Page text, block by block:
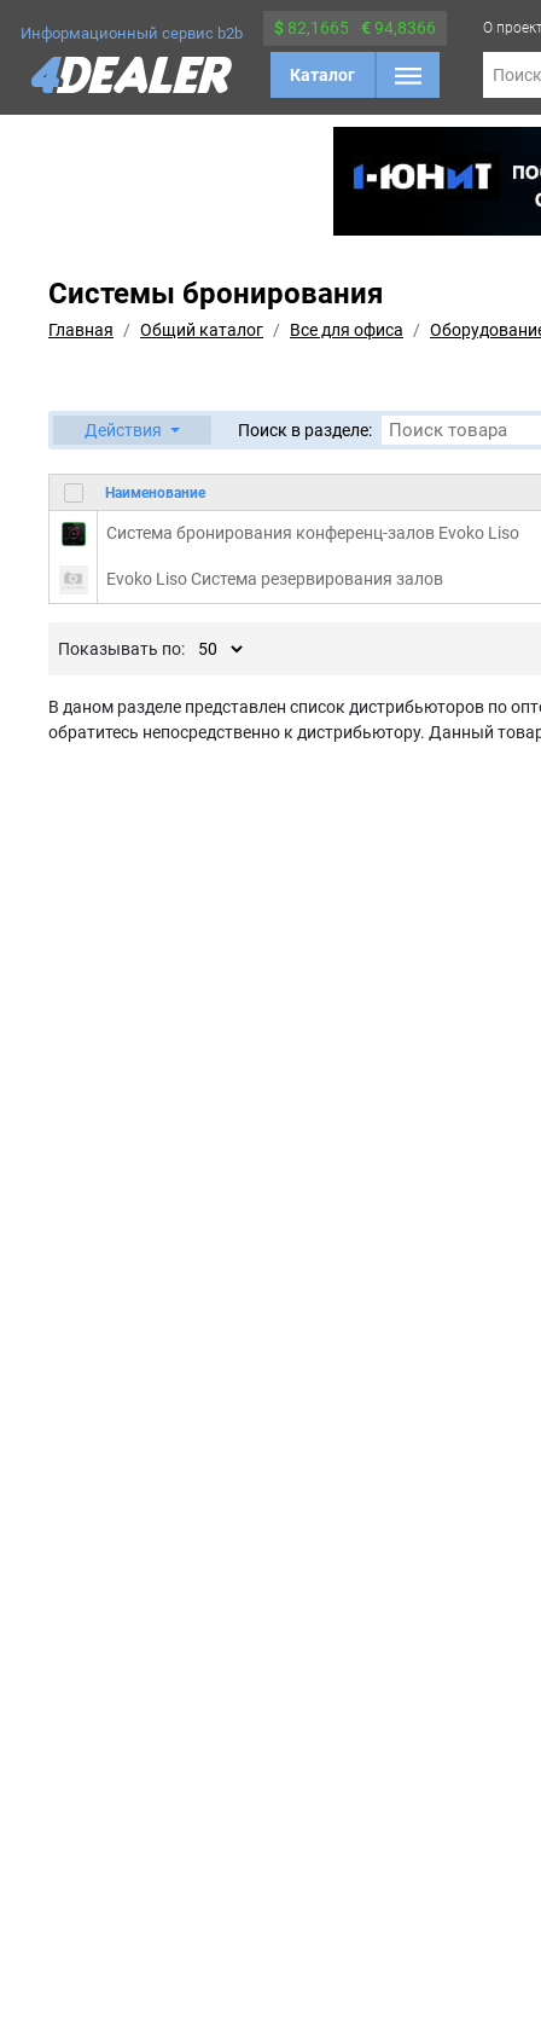
Информационный сервис b2b $ 82,1665 €94,8366
Каталог
О
Поиск
Системы бронирования
Главная Общий каталог Все для офиса
Действия Поиск в разделе:
Наименование
Система бронирования конференц-залов Evoko Liso
Evoko Liso Система резервирования залов
Показывать по:
В даном разделе представлен список дистрибьюторов по
обратитесь непосредственно к дистрибьютору. Данный